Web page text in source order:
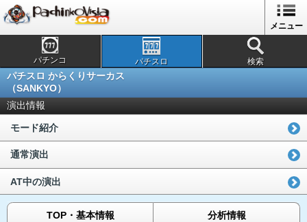
メニュー
パチンコ パチスロ 検索
パチスロ からくりサーカス
（SANKYO）
演出情報
モード紹介
通常演出
AT中の演出
TOP・基本情報 分析情報